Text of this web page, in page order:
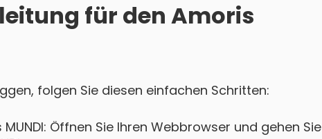
für den Amoris
folgen Sie diesen einfachen Schritten:
Öffnen Sie Ihren Webbrowser und gehen Sie